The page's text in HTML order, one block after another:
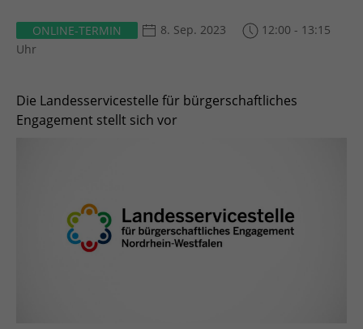
ONLINE-TERMIN 8. Sep. 2023
12:00 - 13:15
Uhr
Die Landesservicestelle für bürgerschaftliches
Engagement stellt sich vor